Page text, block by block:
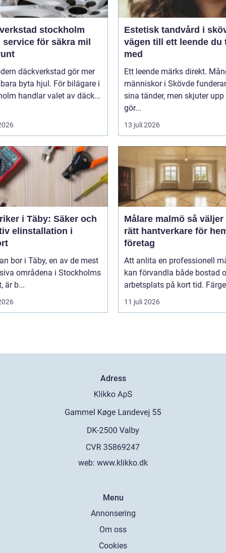
stockholm
för säkra mil
däckverkstad gör mer
byta hjul. För bilägare i
handlar valet av däck...
Estetisk tandvård i
vägen till ett leende du
med
Ett leende märks direkt.
människor i Skövde
sina tänder, men skjuter
gör...
13 juli 2026
i Täby: Säker och
elinstallation i
bor i Täby, en av de mest
områdena i Stockholms
är b...
Målare malmö så väljer du
rätt hantverkare för
företag
Att anlita en professionell
kan förvandla både bostad
arbetsplats på kort tid.
11 juli 2026
Adress
web: www.klikko.dk
Menu
Annonsering
Om oss
Cookies